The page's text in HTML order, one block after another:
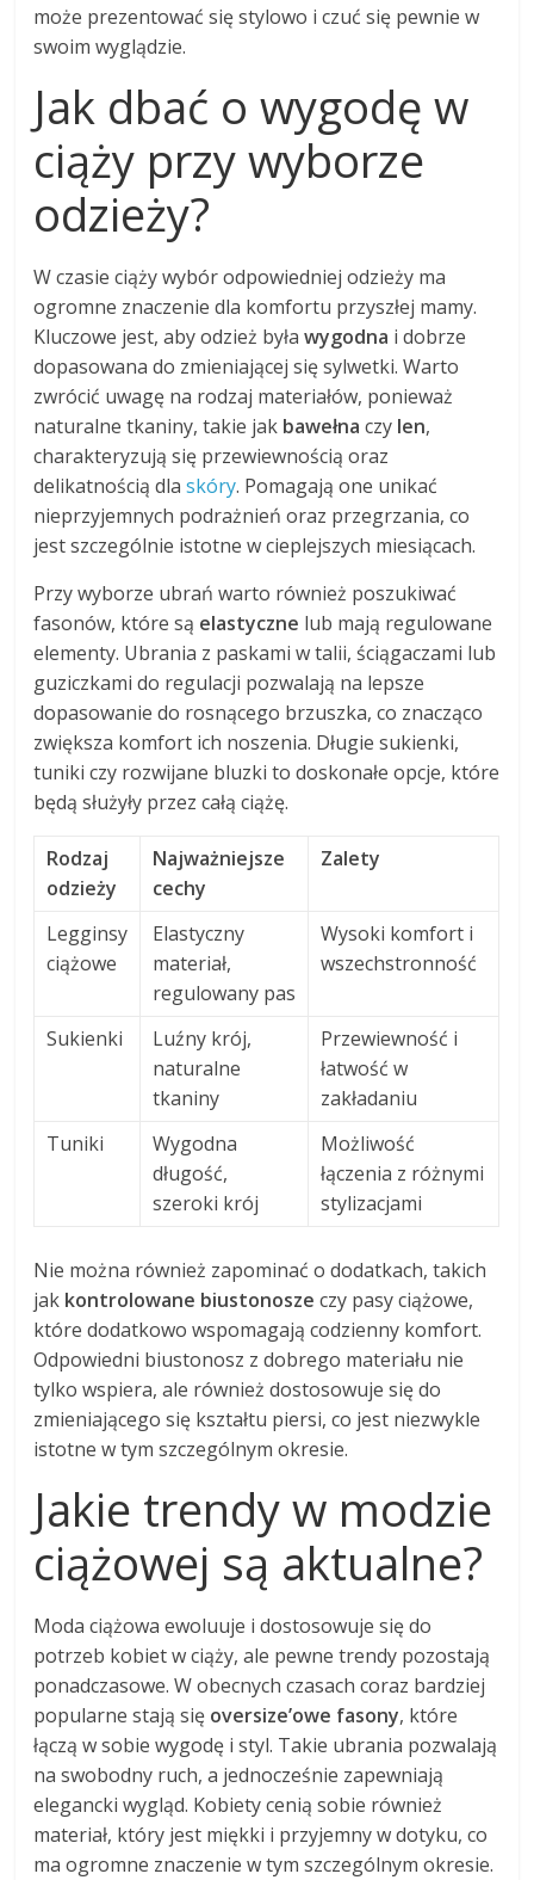
może prezentować się stylowo i czuć się pewnie w
swoim wyglądzie.
Jak dbać o wygodę w
ciąży przy wyborze
odzieży?
W czasie ciąży wybór odpowiedniej odzieży ma
ogromne znaczenie dla komfortu przyszłej mamy.
Kluczowe jest, aby odzież byławygodna i dobrze
dopasowana do zmieniającej się sylwetki. Warto
zwrócić uwagę na rodzaj materiałów, ponieważ
naturalne tkaniny, takie jak bawełna czy len,
charakteryzują się przewiewnością oraz
delikatnością dlaskóry. Pomagają one unikać
nieprzyjemnych podrażnień oraz przegrzania, co
jest szczególnie istotne w cieplejszych miesiącach.
Przy wyborze ubrań warto również poszukiwać
fasonów, które są elastyczne lub mają regulowane
elementy. Ubrania z paskami w talii, ściągaczami lub
guziczkami do regulacji pozwalają na lepsze
dopasowanie do rosnącego brzuszka, co znacząco
zwiększa komfort ich noszenia. Długie sukienki,
tuniki czy rozwijane bluzki to doskonałe opcje, które
będą służyły przez całą ciążę.
Rodzaj
odzieży
Najważniejsze
cechy
Zalety
Legginsy
ciążowe
Elastyczny
materiał,
regulowany pas
Wysoki komfort i
wszechstronność
Sukienki
Luźny krój,
naturalne
tkaniny
Przewiewność i
łatwość w
zakładaniu
Tuniki
Wygodna
długość,
szeroki krój
Możliwość
łączenia z różnymi
stylizacjami
Nie można również zapominać o dodatkach, takich
jak kontrolowane biustonosze czy pasy ciążowe,
które dodatkowo wspomagają codzienny komfort.
Odpowiedni biustonosz z dobrego materiału nie
tylko wspiera, ale również dostosowuje się do
zmieniającego się kształtu piersi, co jest niezwykle
istotne w tym szczególnym okresie.
Jakie trendy w modzie
ciążowej są aktualne?
Moda ciążowa ewoluuje i dostosowuje się do
potrzeb kobiet w ciąży, ale pewne trendy pozostają
ponadczasowe. W obecnych czasach coraz bardziej
popularne stają się oversize’owe fasony, które
łączą w sobie wygodę i styl. Takie ubrania pozwalają
na swobodny ruch, a jednocześnie zapewniają
elegancki wygląd. Kobiety cenią sobie również
materiał, który jest miękki i przyjemny w dotyku, co
ma ogromne znaczenie w tym szczególnym okresie.